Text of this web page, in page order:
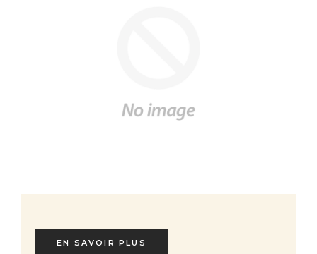
EN SAVOIR PLUS